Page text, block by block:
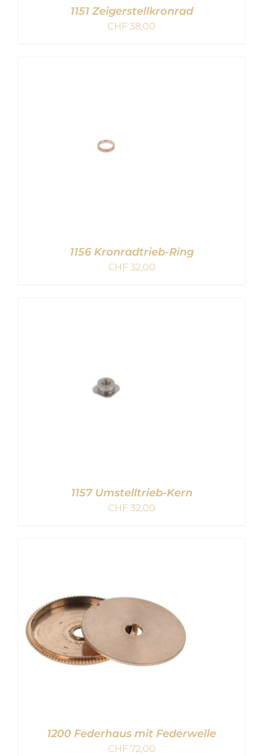
1151 Zeigerstellkronrad
CHF 38,00
1156 Kronradtrieb-Ring
CHF32,00
1157 Umstelltrieb-Kern
CHF32,00
1200 Federhaus mit Federwelle
CHF72,00